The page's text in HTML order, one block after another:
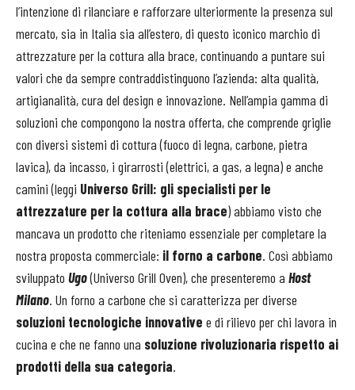
l’intenzione di rilanciare e rafforzare ulteriormente la presenza sul
mercato, sia in Italia sia all’estero, di questo iconico marchio di
attrezzature per la cottura alla brace, continuando a puntare sui
valori che da sempre contraddistinguono l’azienda: alta qualità,
artigianalità, cura del design e innovazione. Nell’ampia gamma di
soluzioni che compongono la nostra offerta, che comprende griglie
con diversi sistemi di cottura (fuoco di legna, carbone, pietra
lavica), da incasso, i girarrosti (elettrici, a gas, a legna) e anche
camini (leggi Universo Grill: gli specialisti per le
attrezzature per la cottura alla brace) abbiamo visto che
mancava un prodotto che riteniamo essenziale per completare la
nostra proposta commerciale: il forno a carbone. Così abbiamo
sviluppato Ugo(Universo Grill Oven), che presenteremo a Host
Milano. Un forno a carbone che si caratterizza per diverse
soluzioni tecnologiche innovative e di rilievo per chi lavora in
cucina e che ne fanno una soluzione rivoluzionaria rispetto ai
prodotti della sua categoria.